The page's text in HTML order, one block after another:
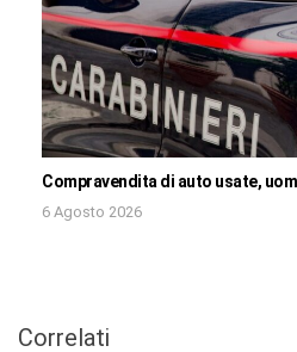
Compravendita di auto usate,
6 Agosto 2026
Correlati